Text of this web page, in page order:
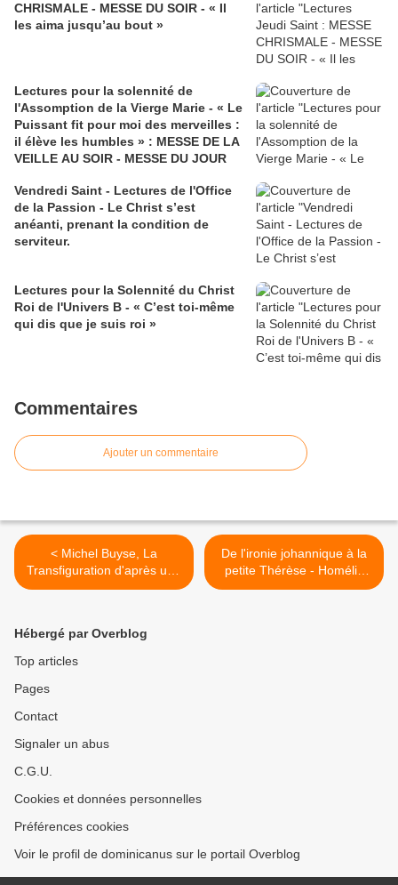
CHRISMALE - MESSE DU SOIR - « Il
les aima jusqu’au bout »
Lectures pour la solennité de
l'Assomption de la Vierge Marie - « Le
Puissant fit pour moi des merveilles :
il élève les humbles » : MESSE DE LA
VEILLE AU SOIR - MESSE DU JOUR
Vendredi Saint - Lectures de l'Office
de la Passion - Le Christ s’est
anéanti, prenant la condition de
serviteur.
Lectures pour la Solennité du Christ
Roi de l'Univers B - « C’est toi-même
qui dis que je suis roi »
Commentaires
Ajouter un commentaire
< Michel Buyse, La
Transfiguration d'après une
icône du XVIème siècle 
De l'ironie johannique à la
petite Thérèse - Homélie
19° dimanche du Temps
Hébergé par Overblog
Top articles
Pages
Contact
Signaler un abus
C.G.U.
Cookies et données personnelles
Préférences cookies
Voir le profil de dominicanus sur le portail Overblog